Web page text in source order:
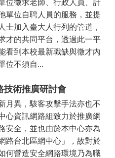
位徵求老師、行政人員、計
單位自聘人員的服務，並提
士加入臺大人行列的管道，
才的共同平台，透過此一平
看到本校最新職缺與徵才內
位不須自...
技術推廣研討會
月異，駭客攻擊手法亦也不
心資訊網路組致力於推廣網
安全，並也由於本中心亦為
路台北區網中心」，故對於
何營造安全網路環境乃為職